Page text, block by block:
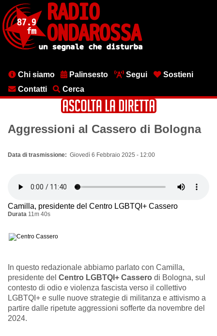
contenuto
principale
MenuChi siamo Palinsesto Segui
Sostieni
Contatti
Cerca
Aggressioni al Cassero di Bologna
Data di trasmissione Giovedì 6 Febbraio 2025 - 12:00
Camilla, presidente del Centro LGBTQI+ Cassero
Durata 11m 40s
In questo redazionale abbiamo parlato con Camilla,
presidente del Centro LGBTQI+ Cassero di Bologna, sul
contesto di odio e violenza fascista verso il collettivo
LGBTQI+ e sulle nuove strategie di militanza e attivismo a
partire dalle ripetute aggressioni sofferte da novembre del
2024.